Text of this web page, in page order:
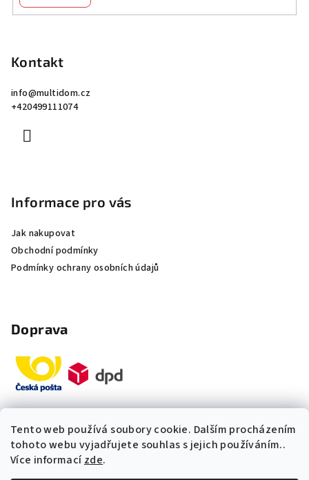
Tento web používá soubory cookie. Dalším procházením
tohoto webu vyjadřujete souhlas s jejich používáním..
Více informacízde.
Kontakt
info@multidom.cz
+420499111074
Informace pro vás
Jak nakupovat
Obchodní podmínky
Podmínky ochrany osobních údajů
Doprava
Platby